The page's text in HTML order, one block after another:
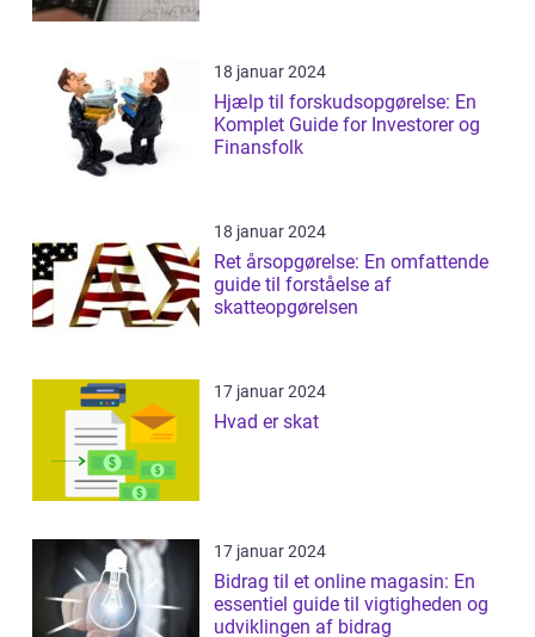
18 januar 2024
Hjælp til forskudsopgørelse: En
Komplet Guide for Investorer og
Finansfolk
18 januar 2024
Ret årsopgørelse: En omfattende
guide til forståelse af
skatteopgørelsen
17 januar 2024
Hvad er skat
17 januar 2024
Bidrag til et online magasin: En
essentiel guide til vigtigheden og
udviklingen af bidrag